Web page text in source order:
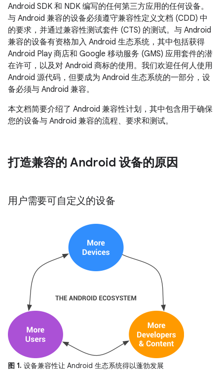
Android SDK 和 NDK 编写的任何第三方应用的任何设备。
与 Android 兼容的设备必须遵守兼容性定义文档 (CDD) 中
的要求，并通过兼容性测试套件 (CTS) 的测试。与 Android
兼容的设备有资格加入 Android 生态系统，其中包括获得
Android Play 商店和 Google 移动服务 (GMS) 应用套件的潜
在许可，以及对 Android 商标的使用。我们欢迎任何人使用
Android 源代码，但要成为 Android 生态系统的一部分，设
备必须与 Android 兼容。
本文档简要介绍了 Android 兼容性计划 ，其中包含用于确保
您的设备与 Android 兼容的流程、要求和测试。
打造兼容的 Android 设备的原因
用户需要可自定义的设备
图 1. 设备兼容性让 Android 生态系统得以蓬勃发展